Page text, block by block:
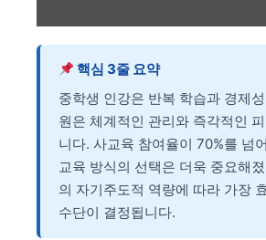
핵심 3줄 요약
중학생 인강은 반복 학습과 경제
원은 체계적인 관리와 즉각적인
니다. 사교육 참여율이 70%를 넘
교육 방식의 선택은 더욱 중요해
의 자기주도적 역량에 따라 가장
수단이 결정됩니다.